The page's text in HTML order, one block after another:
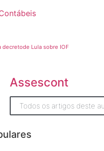
decretode Lula sobre IOF
Assescont
Todos os artigos deste